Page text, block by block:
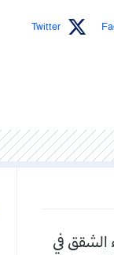
Twitter
الشقق في